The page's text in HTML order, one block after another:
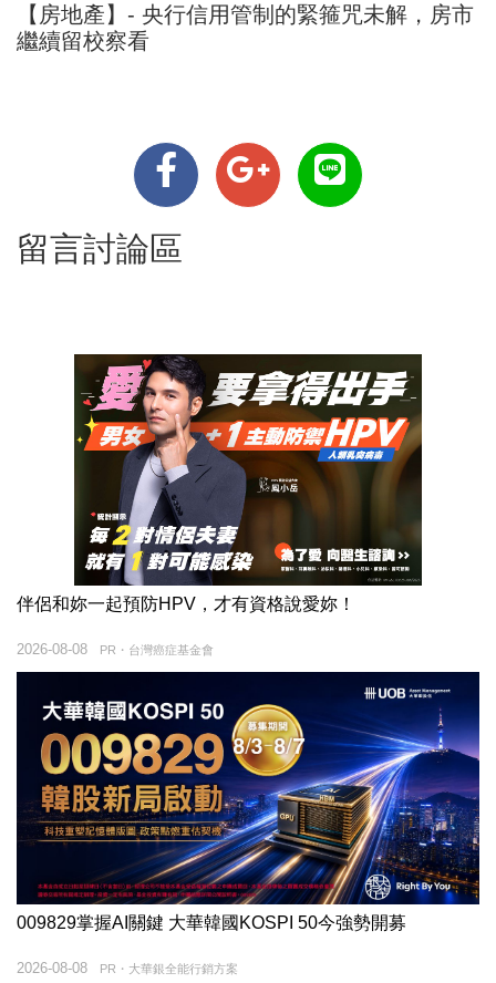
【房地產】- 央行信用管制的緊箍咒未解，房市
繼續留校察看
留言討論區
伴侶和妳一起預防HPV，才有資格說愛妳！
PR・台灣癌症基金會
2026-08-08
009829掌握AI關鍵 大華韓國KOSPI 50今強勢開募
PR・大華銀全能行銷方案
2026-08-08